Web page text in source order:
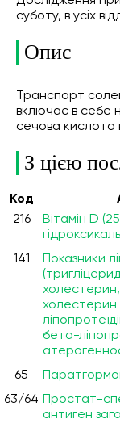
суботу, в усіх
Опис
Транспорт
включає в себе
сечова кислота
З цією
Код
216
Вітамін D
141
Показники
бета-
65
63/64
Простат-
антиген